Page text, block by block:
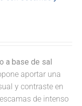
a base de sal
aportar una
y contraste en
de intenso